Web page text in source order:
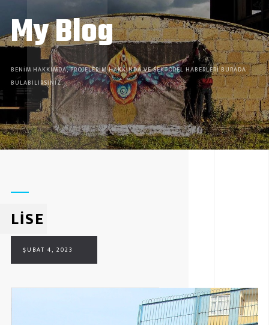
My Blog
BENIM HAKKIMDA, PROJELERIM HAKKINDA VE SEKTÖREL HABERLERI BURADA
BULABILIRSINIZ.
LİSE
ŞUBAT 4, 2023